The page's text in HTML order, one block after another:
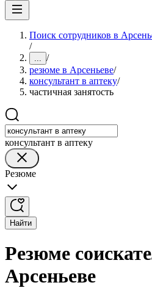
Поиск сотрудников в
/
... /
резюме в Арсеньеве/
консультант в аптеку/
частичная занятость
консультант в аптеку
Резюме
Найти
Резюме
Арсеньеве